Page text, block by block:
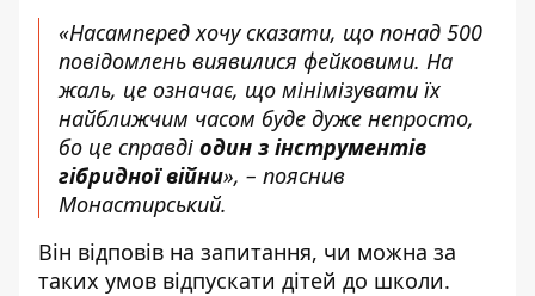
«Насамперед хочу сказати, що понад 500
повідомлень виявилися фейковими. На
жаль, це означає, що мінімізувати їх
найближчим часом буде дуже непросто,
бо це справді один з інструментів
гібридної війни», – пояснив
Монастирський.
Він відповів на запитання, чи можна за
таких умов відпускати дітей до школи.